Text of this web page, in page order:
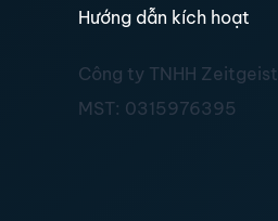
Hướng dẫn kích hoạt
Công ty TNHH Zeitgeist
MST: 0315976395